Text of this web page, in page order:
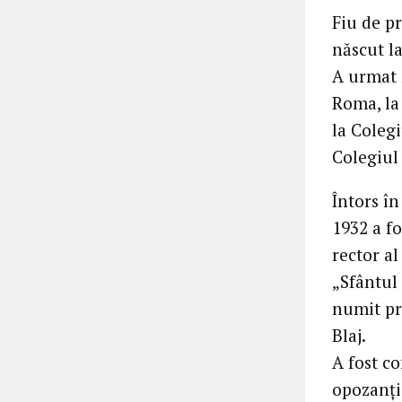
Fiu de
născut
A urmat
Roma,
la
Întors
1932 a
rector
numit
Blaj.
A fost